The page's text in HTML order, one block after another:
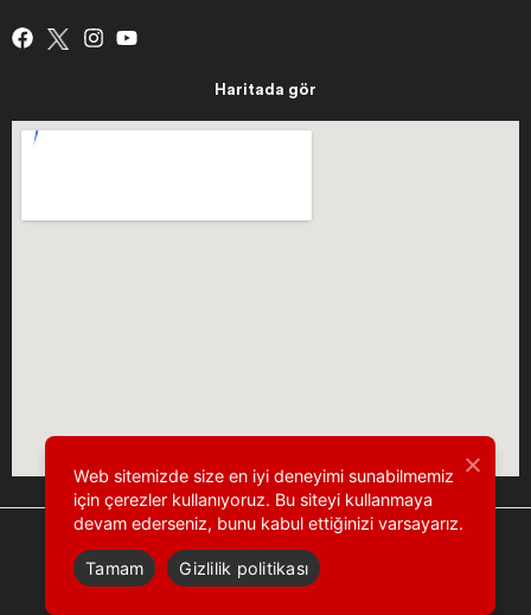
Haritada gör
Web sitemizde size en iyi deneyimi sunabilmemiz
için çerezler kullanıyoruz. Bu siteyi kullanmaya
devam ederseniz, bunu kabul ettiğinizi varsayarız.
Tamam Gizlilik politikası